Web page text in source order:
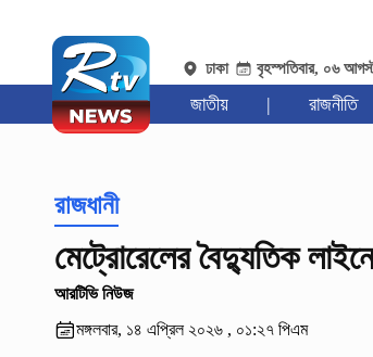
ঢাকা বৃহস্পতিবার, ০৬
জাতীয় | রাজনীতি
রাজধানী
মেট্রোরেলের বৈদ্যুতিক
আরটিভি নিউজ
মঙ্গলবার, ১৪ এপ্রিল ২০২৬ , ০১:২৭ পিএম